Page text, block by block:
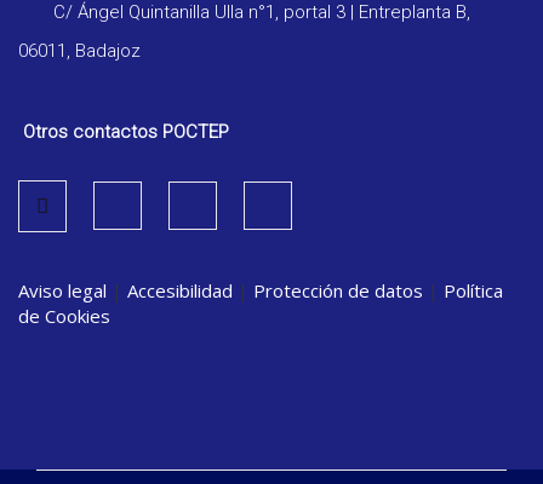
C/ Ángel Quintanilla Ulla n°1, portal 3 | Entreplanta B,
06011, Badajoz
Otros contactos POCTEP
Aviso legal | Accesibilidad | Protección de datos | Política
de Cookies